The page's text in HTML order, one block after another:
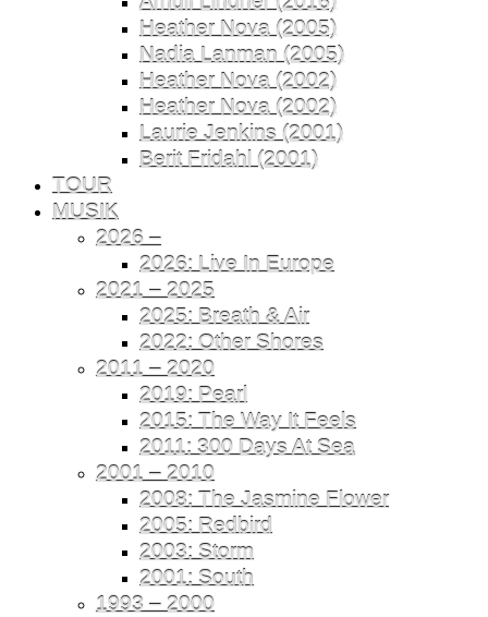
Heather Nova (2005)
Nadia Lanman (2005)
Heather Nova (2002)
Heather Nova (2002)
Laurie Jenkins (2001)
Berit Fridahl (2001)
TOUR
MUSIK
2026 –
2026: Live In Europe
2021 – 2025
2025: Breath & Air
2022: Other Shores
2011 – 2020
2019: Pearl
2015: The Way It Feels
2011: 300 Days At Sea
2001 – 2010
2008: The Jasmine Flower
2005: Redbird
2003: Storm
2001: South
1993 – 2000